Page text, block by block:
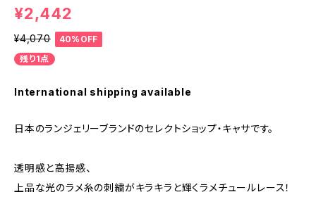
¥2,442
¥4,070
40%OFF
残り1点
International shipping available
日本のランジェリーブランドのセレクトショップ・キャサです。
透明感と高揚感、
上品な光のラメ糸の刺繍がキラキラと輝くラメチュールレース！